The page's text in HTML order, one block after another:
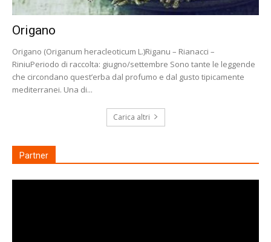
Origano
Origano (Origanum heracleoticum L.)Riganu – Rianacci –
RiniuPeriodo di raccolta: giugno/settembre Sono tante le leggende
che circondano quest’erba dal profumo e dal gusto tipicamente
mediterranei. Una di...
Carica altri
Partner